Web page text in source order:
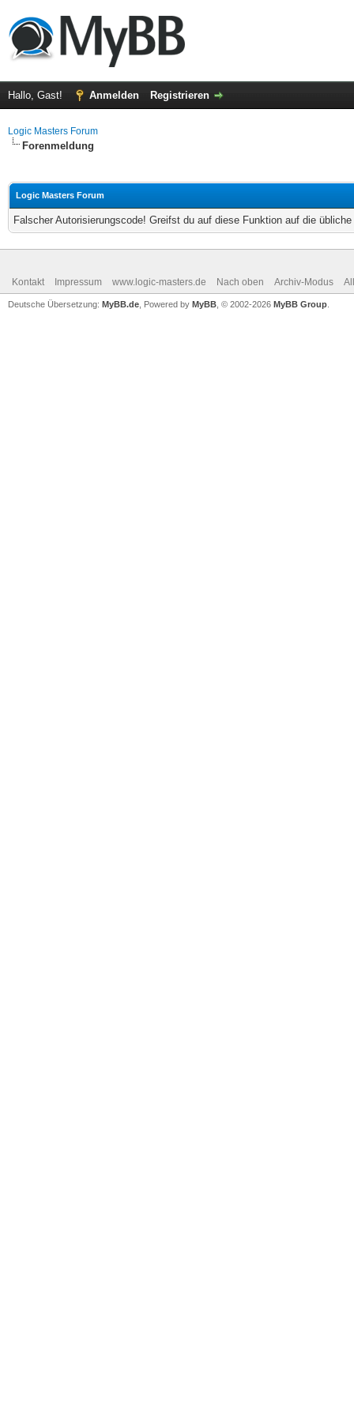
Hallo, Gast! Anmelden Registrieren
Logic Masters Forum
Forenmeldung
Logic Masters Forum
Falscher Autorisierungscode! Greifst du auf diese Funktion auf die
Kontakt Impressum www.logic-masters.de Nach oben Archiv-Modus
Deutsche Übersetzung: MyBB.de , Powered by MyBB , © 2002-2026 MyBB Group